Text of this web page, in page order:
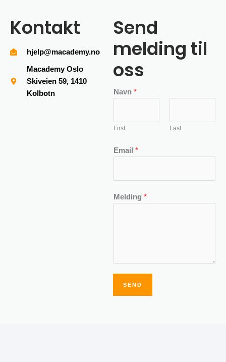
Kontakt
hjelp@macademy.no
Macademy Oslo
Skiveien 59, 1410
Kolbotn
Send
melding til
oss
Navn *
First Last
Email *
Melding *
SEND